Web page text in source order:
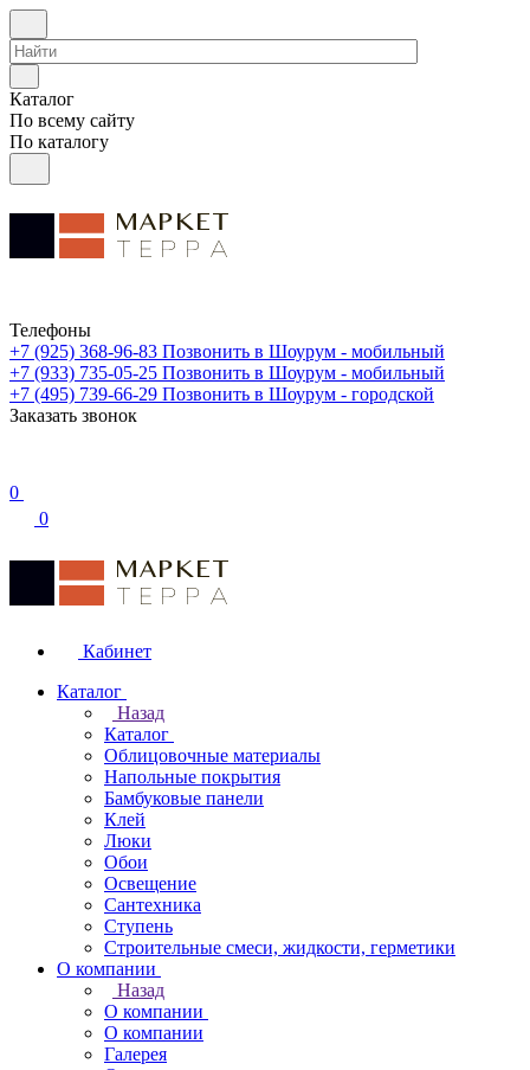
Каталог
По всему сайту
По каталогу
Телефоны
+7 (925) 368-96-83 Позвонить в Шоурум - мобильный
+7 (933) 735-05-25 Позвонить в Шоурум - мобильный
+7 (495) 739-66-29 Позвонить в Шоурум - городской
Заказать звонок
0
0
Кабинет
Каталог
Назад
Каталог
Облицовочные материалы
Напольные покрытия
Бамбуковые панели
Клей
Люки
Обои
Освещение
Сантехника
Ступень
Строительные смеси, жидкости, герметики
О компании
Назад
О компании
О компании
Галерея